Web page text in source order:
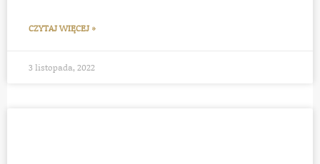
CZYTAJ WIĘCEJ »
3 listopada, 2022